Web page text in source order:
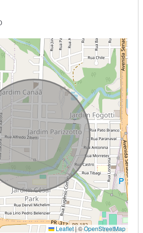
Leaflet |©OpenStreetMap